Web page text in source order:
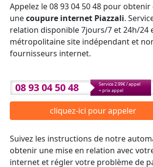
Appelez le 08 93 04 50 48 pour
unecoupure internet Piazzali.
relation disponible 7jours/7 et 24h/24
métropolitaine site indépendant et
fournisseurs internet.
08 93 04 50 48
Service 2.99€ / appel
+ prix appel
cliquez-ici pour appeler
Suivez les instructions de notre
obtenir une mise en relation avec
internet et régler votre problème de